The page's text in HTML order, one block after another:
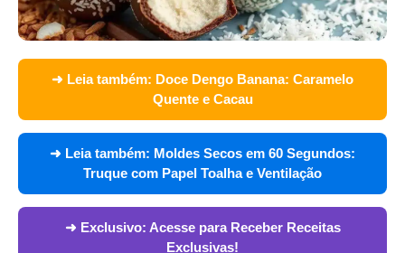
➜ Leia também: Doce Dengo Banana: Caramelo
Quente e Cacau
➜ Leia também: Moldes Secos em 60 Segundos:
Truque com Papel Toalha e Ventilação
➜ Exclusivo: Acesse para Receber Receitas
Exclusivas!